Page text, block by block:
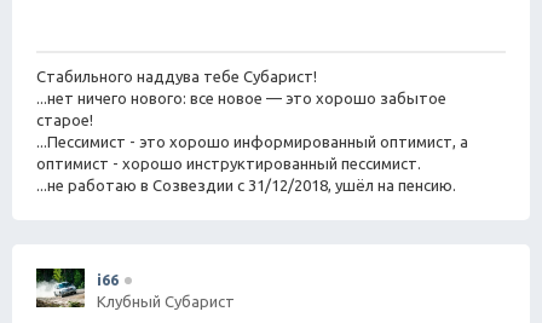
и
Стабильного наддува тебе Субарист!
...нет ничего нового: все новое — это хорошо забытое
старое!
...Пессимист - это хорошо информированный оптимист, а
оптимист - хорошо инструктированный пессимист.
...не работаю в Созвездии с 31/12/2018, ушёл на пенсию.
i66
Клубный Субарист